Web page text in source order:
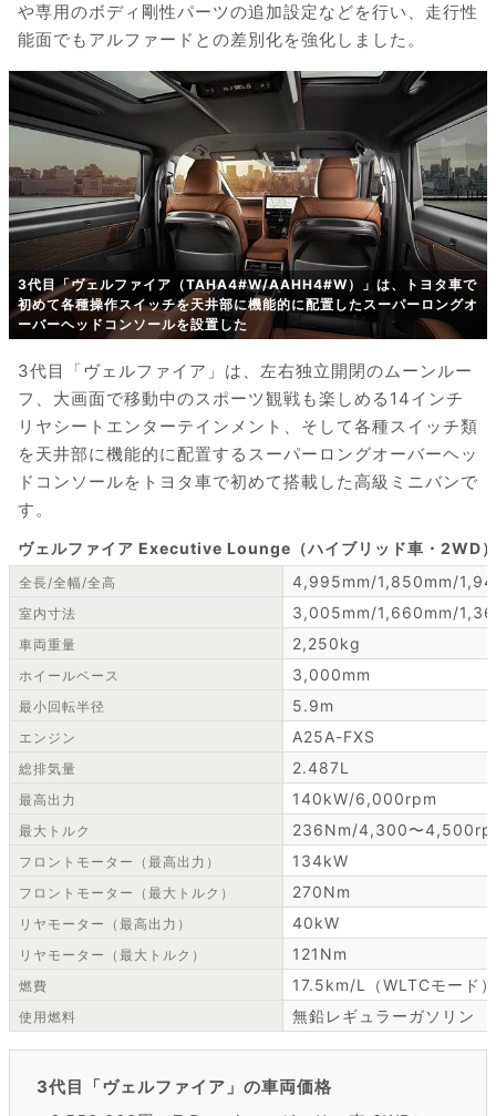
や専用のボディ剛性パーツの追加設定などを行い、走行性
能面でもアルファードとの差別化を強化しました。
3代目「ヴェルファイア（TAHA4#W/AAHH4#W）」は、トヨタ車で
初めて各種操作スイッチを天井部に機能的に配置したスーパーロングオ
ーバーヘッドコンソールを設置した
3代目「ヴェルファイア」は、左右独立開閉のムーンルー
フ、大画面で移動中のスポーツ観戦も楽しめる14インチ
リヤシートエンターテインメント、そして各種スイッチ類
を天井部に機能的に配置するスーパーロングオーバーヘッ
ドコンソールをトヨタ車で初めて搭載した高級ミニバンで
す。
ヴェルファイア Executive Lounge（ハイブリッド車・2WD
全長/全幅/全高 4,995mm/1,850mm/
室内寸法 3,005mm/1,660mm/
車両重量 2,250kg
ホイールベース 3,000mm
最小回転半径 5.9m
エンジン A25A-FXS
総排気量 2.487L
最高出力 140kW/6,000rpm
最大トルク 236Nm/4,300〜
フロントモーター（最高出力） 134kW
フロントモーター（最大トルク） 270Nm
リヤモーター（最高出力） 40kW
リヤモーター（最大トルク） 121Nm
燃費 17.5km/L（WLTCモード）
使用燃料 無鉛レギュラーガソリン
3代目「ヴェルファイア」の車両価格